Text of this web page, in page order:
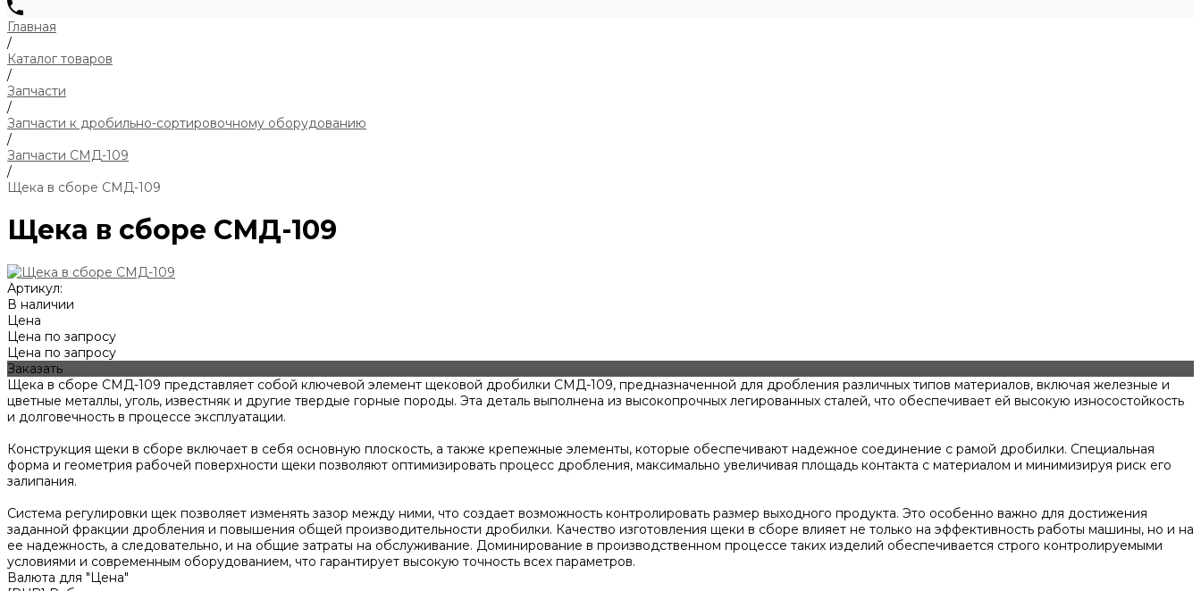
Главная
/
Каталог товаров
/
Запчасти
/
Запчасти к дробильно-сортировочному оборудованию
/
Запчасти СМД-109
/
Щека в сборе СМД-109
Щека в сборе СМД-109
Артикул:
В наличии
Цена
Цена по запросу
Цена по запросу
Заказать
Щека в сборе СМД-109 представляет собой ключевой элемент щековой дробилки СМД-109, предназначенной для дробления различных типов материалов, включая железные и
цветные металлы, уголь, известняк и другие твердые горные породы. Эта деталь выполнена из высокопрочных легированных сталей, что обеспечивает ей высокую износостойкость
и долговечность в процессе эксплуатации.
Конструкция щеки в сборе включает в себя основную плоскость, а также крепежные элементы, которые обеспечивают надежное соединение с рамой дробилки. Специальная
форма и геометрия рабочей поверхности щеки позволяют оптимизировать процесс дробления, максимально увеличивая площадь контакта с материалом и минимизируя риск его
залипания.
Система регулировки щек позволяет изменять зазор между ними, что создает возможность контролировать размер выходного продукта. Это особенно важно для достижения
заданной фракции дробления и повышения общей производительности дробилки. Качество изготовления щеки в сборе влияет не только на эффективность работы машины, но и на
ее надежность, а следовательно, и на общие затраты на обслуживание. Доминирование в производственном процессе таких изделий обеспечивается строго контролируемыми
условиями и современным оборудованием, что гарантирует высокую точность всех параметров.
Валюта для "Цена"